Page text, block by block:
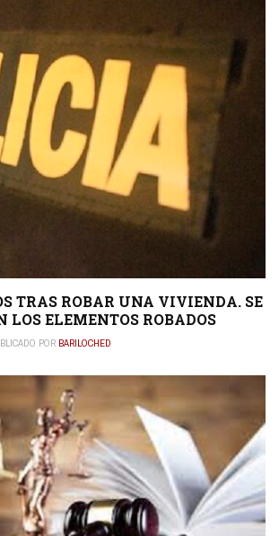
TRAS ROBAR UNA VIVIENDA. SE
LOS ELEMENTOS ROBADOS
POR BARILOCHED